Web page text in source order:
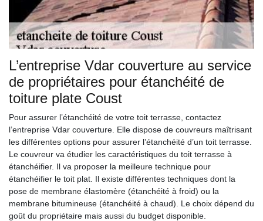
L’entreprise Vdar couverture au service
de propriétaires pour étanchéité de
toiture plate Coust
Pour assurer l’étanchéité de votre toit terrasse, contactez
l’entreprise Vdar couverture. Elle dispose de couvreurs maîtrisant
les différentes options pour assurer l’étanchéité d’un toit terrasse.
Le couvreur va étudier les caractéristiques du toit terrasse à
étanchéifier. Il va proposer la meilleure technique pour
étanchéifier le toit plat. Il existe différentes techniques dont la
pose de membrane élastomère (étanchéité à froid) ou la
membrane bitumineuse (étanchéité à chaud). Le choix dépend du
goût du propriétaire mais aussi du budget disponible.